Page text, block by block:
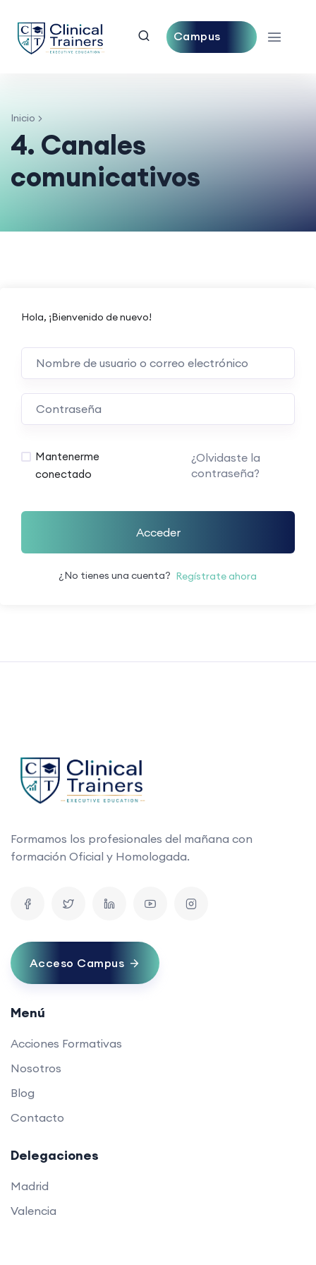
Campus
Inicio
4. Canales
comunicativos
Hola, ¡Bienvenido de nuevo!
Mantenerme
conectado
¿Olvidaste la
contraseña?
Acceder
¿No tienes una cuenta? Regístrate ahora
Formamos los profesionales del mañana con
formación Oficial y Homologada.
Acceso Campus
Menú
Acciones Formativas
Nosotros
Blog
Contacto
Delegaciones
Madrid
Valencia